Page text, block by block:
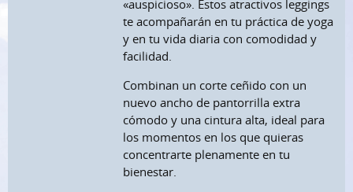
«auspicioso». Estos atractivos leggings
te acompañarán en tu práctica de yoga
y en tu vida diaria con comodidad y
facilidad.
Combinan un corte ceñido con un
nuevo ancho de pantorrilla extra
cómodo y una cintura alta, ideal para
los momentos en los que quieras
concentrarte plenamente en tu
bienestar.